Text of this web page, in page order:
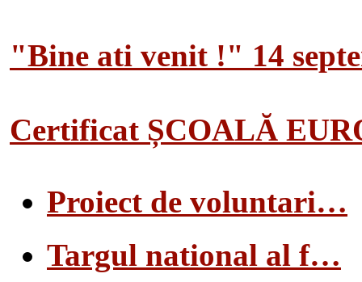
"Bine ati venit !" 14
Certificat ȘCOALĂ
Proiect de voluntari…
Targul national al f…